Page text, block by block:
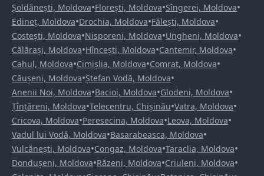
Șoldănești, Moldova•Florești, Moldova•Sîngerei, Moldova•
Edineț, Moldova•Drochia, Moldova•Fălești, Moldova•
Costești, Moldova•Nisporeni, Moldova•Ungheni, Moldova•
Călărași, Moldova•Hîncești, Moldova•Cantemir, Moldova•
Cahul, Moldova•Cimișlia, Moldova•Comrat, Moldova•
Căușeni, Moldova•Ștefan Vodă, Moldova•
Anenii Noi, Moldova•Bacioi, Moldova•Glodeni, Moldova•
Țînțăreni, Moldova•Telecentru, Chișinău•Vatra, Moldova•
Cricova, Moldova•Peresecina, Moldova•Leova, Moldova•
Vadul lui Vodă, Moldova•Basarabeasca, Moldova•
Vulcănești, Moldova•Congaz, Moldova•Taraclia, Moldova•
Dondușeni, Moldova•Răzeni, Moldova•Criuleni, Moldova•